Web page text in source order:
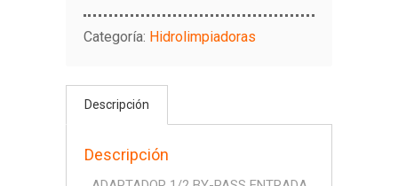
Categoría: Hidrolimpiadoras
Descripción
Descripción